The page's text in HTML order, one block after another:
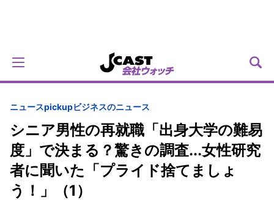
ニュースpickupビジネスのニュース
シニア男性の再就職「出身大学の難易
度」で決まる？驚きの調査...女性研究
者に聞いた「プライド捨てましょ
う！」（1）